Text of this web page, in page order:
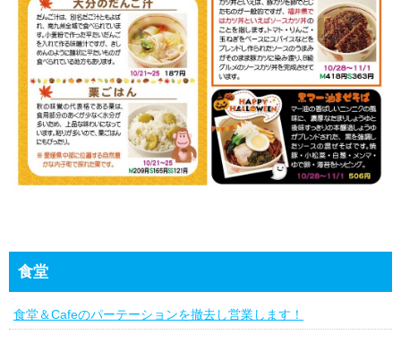
食堂
食堂＆Cafeのパーテーションを撤去し営業します！